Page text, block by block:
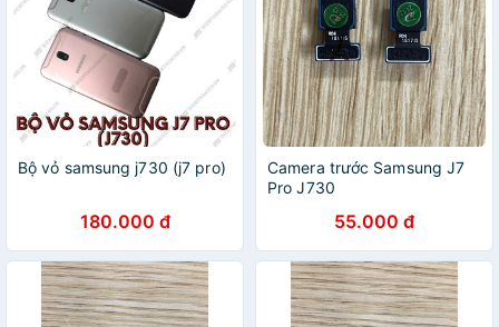
Bộ vỏ samsung j730 (j7 pro)
180.000 đ
Camera trước Samsung J7
Pro J730
55.000 đ